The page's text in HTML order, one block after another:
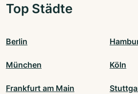
Top Städte
Berlin
München Köln
Frankfurt am Main